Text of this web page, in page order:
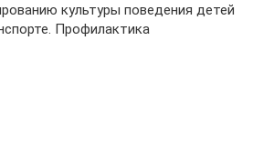
культуры поведения детей
Профилактика